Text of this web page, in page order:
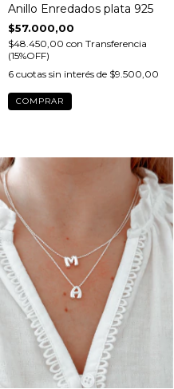
Anillo Enredados plata 925
$57.000,00
$48.450,00 con Transferencia
(15%OFF)
6 cuotas sin interés de $9.500,00
COMPRAR